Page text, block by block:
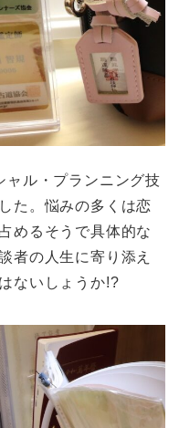
ャル・プランニング技
た。悩みの多くは恋
めるそうで具体的な
者の人生に寄り添え
ないしょうか!?